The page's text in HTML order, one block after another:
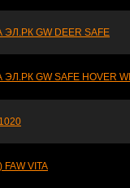
GW DEER SAFE
GW SAFE HOVER
VITA